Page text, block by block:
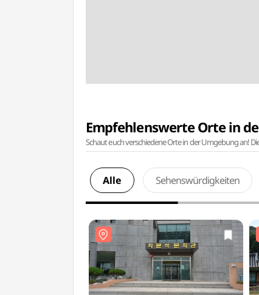
Empfehlenswerte Orte in
Schaut euch verschiedene Orte in der Umgebung an!
Alle Sehenswürdigkeiten